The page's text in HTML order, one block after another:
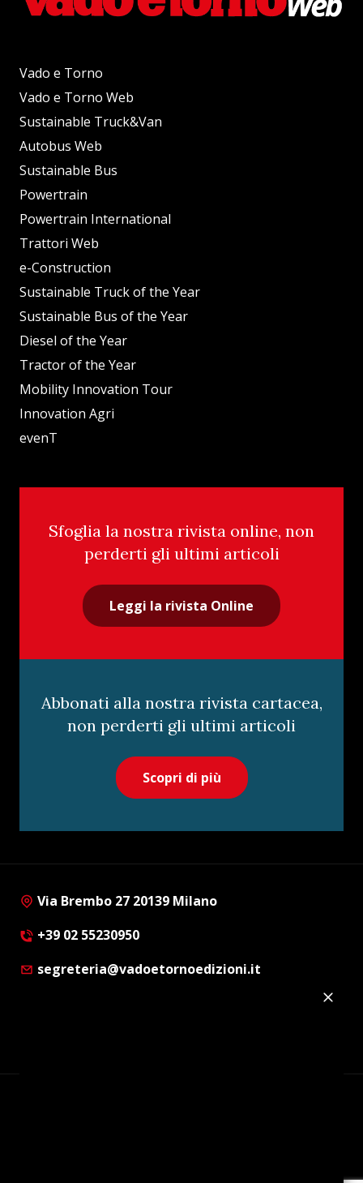
Vado e Torno
Vado e Torno Web
Sustainable Truck&Van
Autobus Web
Sustainable Bus
Powertrain
Powertrain International
Trattori Web
e-Construction
Sustainable Truck of the Year
Sustainable Bus of the Year
Diesel of the Year
Tractor of the Year
Mobility Innovation Tour
Innovation Agri
evenT
Sfoglia la nostra rivista online, non
perderti gli ultimi articoli
Leggi la rivista Online
Abbonati alla nostra rivista cartacea,
non perderti gli ultimi articoli
Scopri di più
Via Brembo 27 20139 Milano
+39 02 55230950
segreteria@vadoetornoedizioni.it